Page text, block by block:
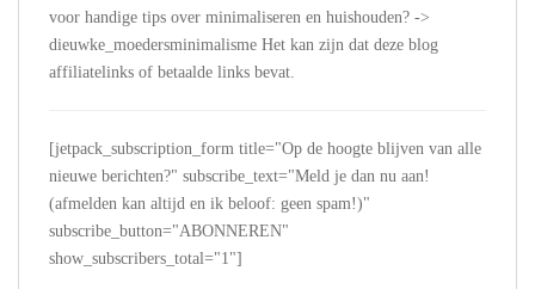
voor handige tips over minimaliseren en huishouden? ->
dieuwke_moedersminimalisme Het kan zijn dat deze blog
affiliatelinks of betaalde links bevat.
[jetpack_subscription_form title="Op de hoogte blijven van alle
nieuwe berichten?" subscribe_text="Meld je dan nu aan!
(afmelden kan altijd en ik beloof: geen spam!)"
subscribe_button="ABONNEREN"
show_subscribers_total="1"]